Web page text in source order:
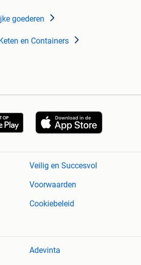
goederen
en Containers
Veilig en Succesvol
Voorwaarden
Cookiebeleid
Adevinta